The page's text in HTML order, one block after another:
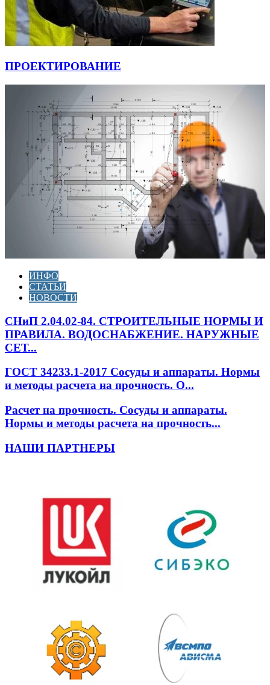
ПРОЕКТИРОВАНИЕ
ИНФО
СТАТЬИ
НОВОСТИ
СНиП 2.04.02-84. СТРОИТЕЛЬНЫЕ НОРМЫ И
ПРАВИЛА. ВОДОСНАБЖЕНИЕ. НАРУЖНЫЕ
СЕТ...
ГОСТ 34233.1-2017 Сосуды и аппараты. Нормы
и методы расчета на прочность. О...
Расчет на прочность. Сосуды и аппараты.
Нормы и методы расчета на прочность...
НАШИ ПАРТНЕРЫ